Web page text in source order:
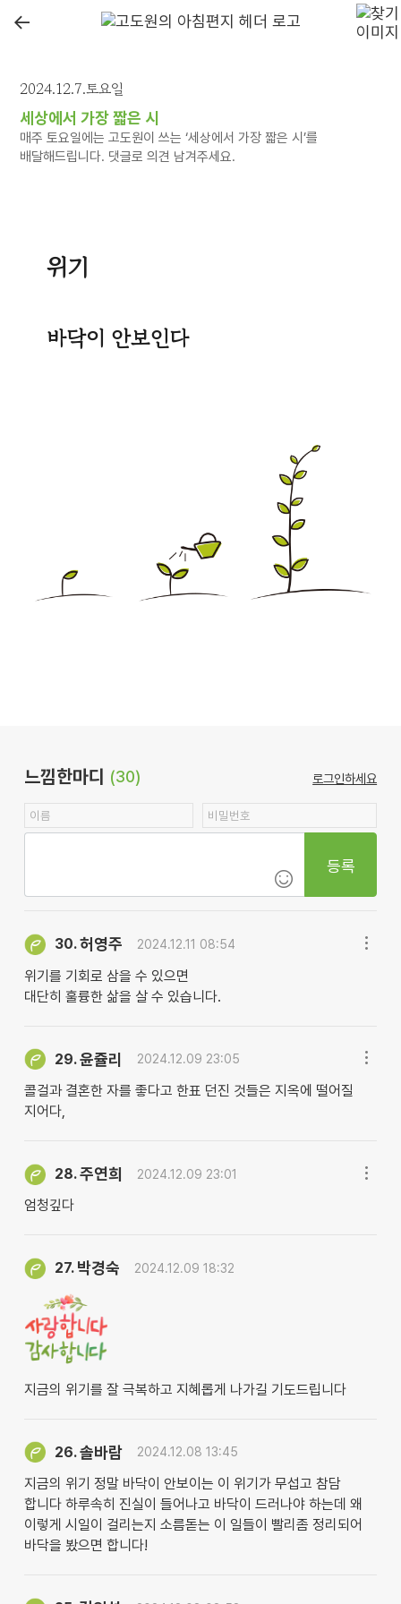
←
2024.12.7.토요일
세상에서 가장 짧은 시
매주 토요일에는 고도원이 쓰는 ‘세상에서 가장 짧은 시’를
배달해드립니다. 댓글로 의견 남겨주세요.
위기
바닥이 안보인다
느낌한마디 (30) 로그인하세요
등록
30.허영주 2024.12.11 08:54
위기를 기회로 삼을 수 있으면
대단히 훌륭한 삶을 살 수 있습니다.
29.윤쥴리 2024.12.09 23:05
콜걸과 결혼한 자를 좋다고 한표 던진 것들은 지옥에 떨어질
지어다,
28.주연희 2024.12.09 23:01
엄청깊다
27. 박경숙 2024.12.09 18:32
지금의 위기를 잘 극복하고 지혜롭게 나가길 기도드립니다
26.솔바람 2024.12.08 13:45
지금의 위기 정말 바닥이 안보이는 이 위기가 무섭고 참담
합니다 하루속히 진실이 들어나고 바닥이 드러나야 하는데 왜
이렇게 시일이 걸리는지 소름돋는 이 일들이 빨리좀 정리되어
바닥을 봤으면 합니다!